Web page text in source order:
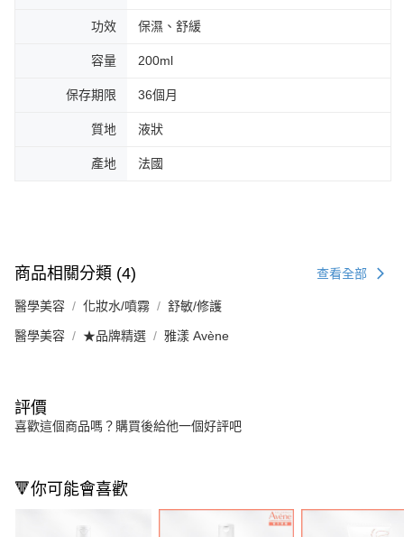
功效 保濕、舒緩
容量 200ml
保存期限 36個月
質地 液狀
產地 法國
商品相關分類 (4) 查看全部
醫學美容 化妝水/噴霧 舒敏/修護
醫學美容 ★品牌精選 雅漾 Avène
評價
喜歡這個商品嗎？購買後給他一個好評吧
🔻你可能會喜歡